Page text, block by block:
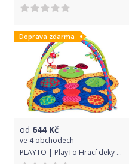
Doprava zdarma
od 644Kč
ve 4 obchodech
PLAYTO | PlayTo Hrací deky | Hrací deka PlayTo motýlek | Multicolor |